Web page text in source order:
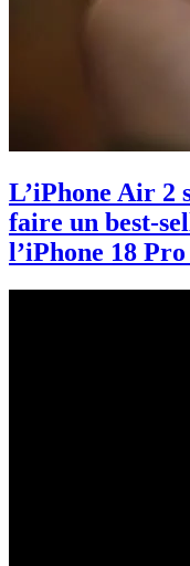
L’iPhone Air 2
faire un best-
l’iPhone 18 Pro